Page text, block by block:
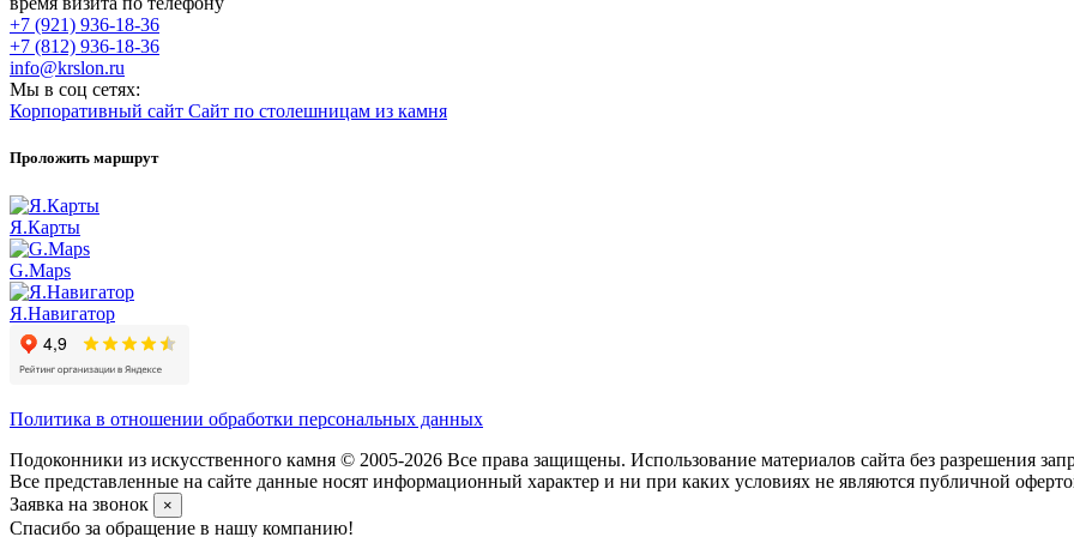
+7 (921) 936-18-36
+7 (812) 936-18-36
info@krslon.ru
Мы в соц сетях:
Корпоративный сайт Сайт по столешницам из камня
Проложить маршрут
Я.Карты
G.Maps
Я.Навигатор
Политика в отношении обработки персональных данных
Подоконники из искусственного камня © 2005-2026 Все права защищены. Использование материалов сайта без разрешения
Все представленные на сайте данные носят информационный характер и ни при каких условиях не являются публичной
Заявка на звонок
×
Спасибо за обращение в нашу компанию!